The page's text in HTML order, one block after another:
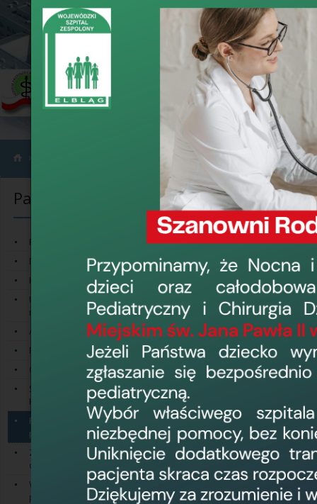
Pomoc osobom ze szczególnymi potrzebami
Pacjent
Prawa i obowiązki Pacjenta
Права пацієнта
Koordynator ds. Praw Pacjenta
Udostępnianie dokumentacji
medycznej
Ankieta satysfakcji pacjenta
Przygotowanie do badań
Opieka duszpasterska
Szpital Przyjazny Kombatantom oraz
Kampania ''Bezpieczny Senior''
Pomoc osobom ze szczególnymi
potrzebami
Zasady udzielania świadczeń
osobom szczególnie uprawnionym
Wykaz placówek dla pacjentów z
podejrzeniem HIV
Pomoc
Z poziomu
1. Pacjent
e-mail:
telefon tel. 55 23
czynny od
2. W przypadku
ustalając zakres
3. Zostaje
pracownika
dysfunkcją
Z poziomu
1. Szpital
2. Szpital